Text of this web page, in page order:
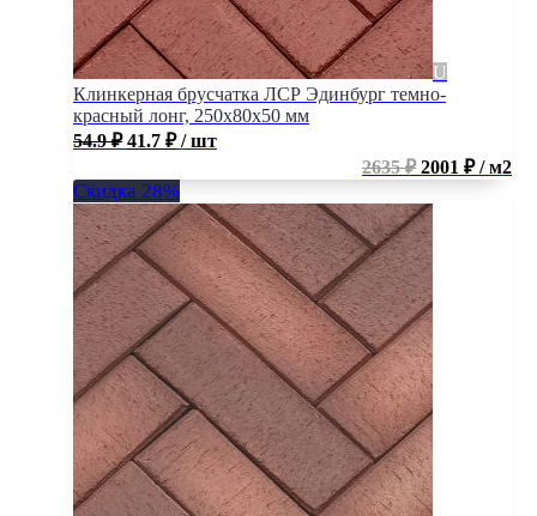
Клинкерная брусчатка ЛСР Эдинбург темно-
красный лонг, 250x80x50 мм
54.9₽ 41.7 ₽ / шт
2635 ₽2001 ₽ / м2
Скидка 28%